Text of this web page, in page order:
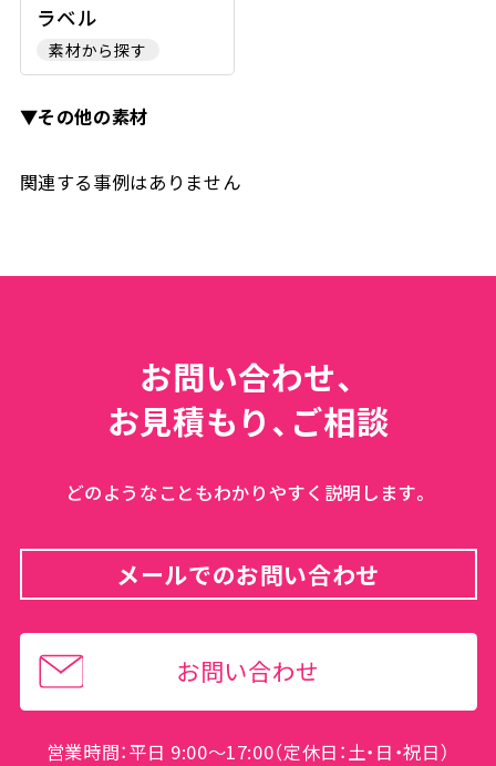
ラベル
素材から探す
▼その他の素材
関連する事例はありません
お問い合わせ、
お見積もり、ご相談
どのようなこともわかりやすく説明します。
メールでのお問い合わせ
お問い合わせ
営業時間：平日 9:00～17:00（定休日：土・日・祝日）